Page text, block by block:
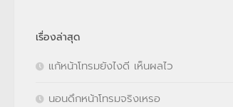
เรื่องล่าสุด
แก้หน้าโทรมยังไงดี เห็นผลไว
นอนดึกหน้าโทรมจริงเหรอ